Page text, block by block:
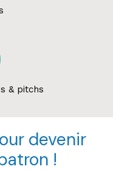
& pitchs
devenir
!